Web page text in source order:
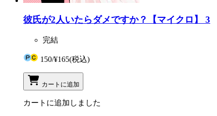
彼氏が2人いたらダメですか？【マイクロ】 3
完結
150/¥165(税込)
カートに追加
カートに追加しました